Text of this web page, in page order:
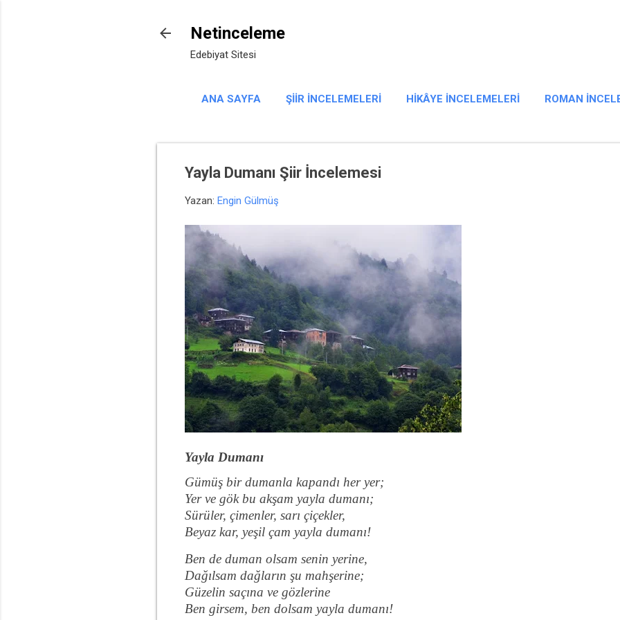
Netinceleme
Edebiyat Sitesi
ANA SAYFA ŞIIR İNCELEMELERI HIKÂYE İNCELEMELERI ROMAN
Yayla Dumanı Şiir İncelemesi
Yazan: Engin Gülmüş
Yayla Dumanı
Gümüş bir dumanla kapandı her yer;
Yer ve gök bu akşam yayla dumanı;
Sürüler, çimenler, sarı çiçekler,
Beyaz kar, yeşil çam yayla dumanı!
Ben de duman olsam senin yerine,
Dağılsam dağların şu mahşerine;
Güzelin saçına ve gözlerine
Ben girsem, ben dolsam yayla dumanı!